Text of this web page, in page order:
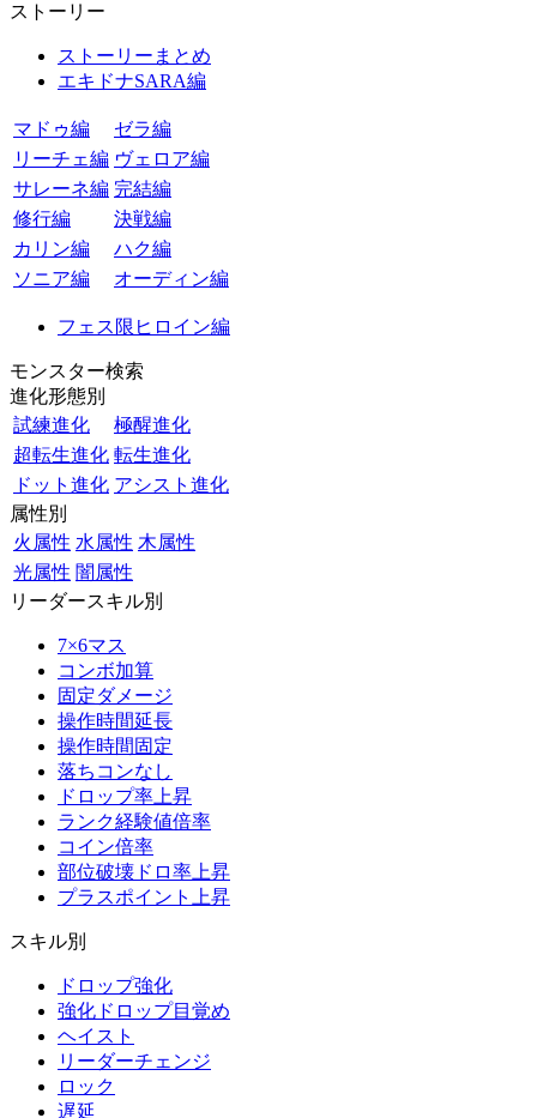
ストーリー
ストーリーまとめ
エキドナSARA編
マドゥ編
ゼラ編
リーチェ編 ヴェロア編
サレーネ編 完結編
修行編
決戦編
カリン編
ハク編
ソニア編
オーディン編
フェス限ヒロイン編
モンスター検索
進化形態別
試練進化
極醒進化
超転生進化 転生進化
ドット進化 アシスト進化
属性別
火属性 水属性 木属性
光属性 闇属性
リーダースキル別
7×6マス
コンボ加算
固定ダメージ
操作時間延長
操作時間固定
落ちコンなし
ドロップ率上昇
ランク経験値倍率
コイン倍率
部位破壊ドロ率上昇
プラスポイント上昇
スキル別
ドロップ強化
強化ドロップ目覚め
ヘイスト
リーダーチェンジ
ロック
遅延